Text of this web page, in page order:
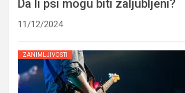
Da li psi mogu biti zaljubljeni?
11/12/2024
ZANIMLJIVOSTI